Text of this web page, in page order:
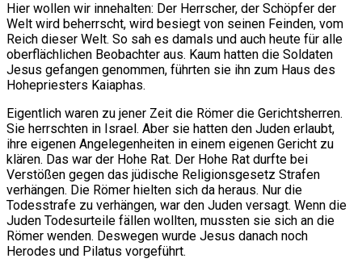
Hier wollen wir innehalten: Der Herrscher, der Schöpfer der
Welt wird beherrscht, wird besiegt von seinen Feinden, vom
Reich dieser Welt. So sah es damals und auch heute für alle
oberflächlichen Beobachter aus. Kaum hatten die Soldaten
Jesus gefangen genommen, führten sie ihn zum Haus des
Hohepriesters Kaiaphas.
Eigentlich waren zu jener Zeit die Römer die Gerichtsherren.
Sie herrschten in Israel. Aber sie hatten den Juden erlaubt,
ihre eigenen Angelegenheiten in einem eigenen Gericht zu
klären. Das war der Hohe Rat. Der Hohe Rat durfte bei
Verstößen gegen das jüdische Religionsgesetz Strafen
verhängen. Die Römer hielten sich da heraus. Nur die
Todesstrafe zu verhängen, war den Juden versagt. Wenn die
Juden Todesurteile fällen wollten, mussten sie sich an die
Römer wenden. Deswegen wurde Jesus danach noch
Herodes und Pilatus vorgeführt.